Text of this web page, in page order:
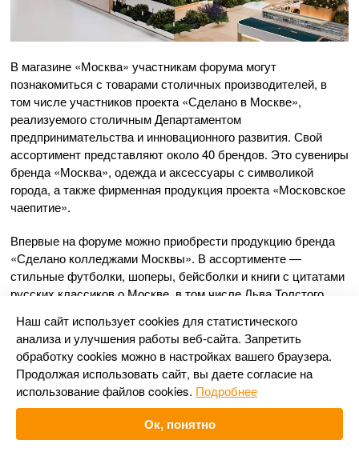
В магазине «Москва» участникам форума могут
познакомиться с товарами столичных производителей, в
том числе участников проекта «Сделано в Москве»,
реализуемого столичным Департаментом
предпринимательства и инновационного развития. Свой
ассортимент представляют около 40 брендов. Это сувениры
бренда «Москва», одежда и аксессуары с символикой
города, а также фирменная продукция проекта «Московское
чаепитие».
Впервые на форуме можно приобрести продукцию бренда
«Сделано колледжами Москвы». В ассортименте —
стильные футболки, шоперы, бейсболки и книги с цитатами
русских классиков о Москве, в том числе Льва Толстого,
разработаны студентами и изготовлены в современных
мастерских Московского техникума креативных индустрий
имени Л.Б. Красина, Первого московского образовательного
комплекса, технологического колледжа № 24 и колледжа
сферы услуг № 10.
На втором этаже экспозиции работает кафе «Московское
Наш сайт использует cookies для статистического
анализа и улучшения работы веб-сайта. Запретить
обработку cookies можно в настройках вашего браузера.
Продолжая использовать сайт, вы даете согласие на
использование файлов cookies. Подробнее
Ок, понятно